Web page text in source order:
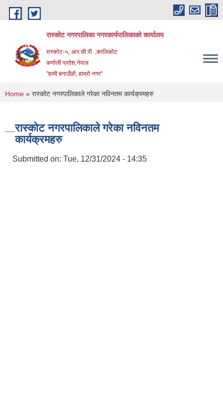
Skip to main content
रास्कोट नगरपालिका नगरकार्यपालिकाको कार्यालय
रास्कोट-५, आर.सी.पी. ,कालिकोट
कर्णाली प्रदेश,नेपाल
"हामी बनाउँछौ, हाम्रो नगर"
You are here
Home » रास्कोट नगरपालिकाले गरेका नविनतम कार्यक्रमहरु
रास्कोट नगरपालिकाले गरेका नविनतम
कार्यक्रमहरु
Submitted on: Tue, 12/31/2024 - 14:35